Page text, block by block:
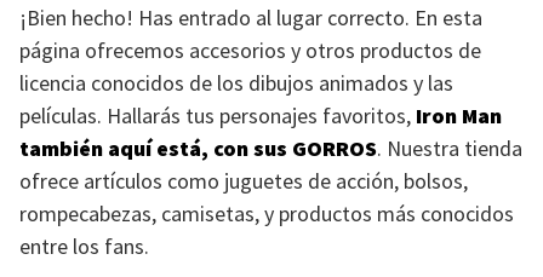
¡Bien hecho! Has entrado al lugar correcto. En esta
página ofrecemos accesorios y otros productos de
licencia conocidos de los dibujos animados y las
películas. Hallarás tus personajes favoritos, Iron Man
también aquí está, con sus GORROS. Nuestra tienda
ofrece artículos como juguetes de acción, bolsos,
rompecabezas, camisetas, y productos más conocidos
entre los fans.